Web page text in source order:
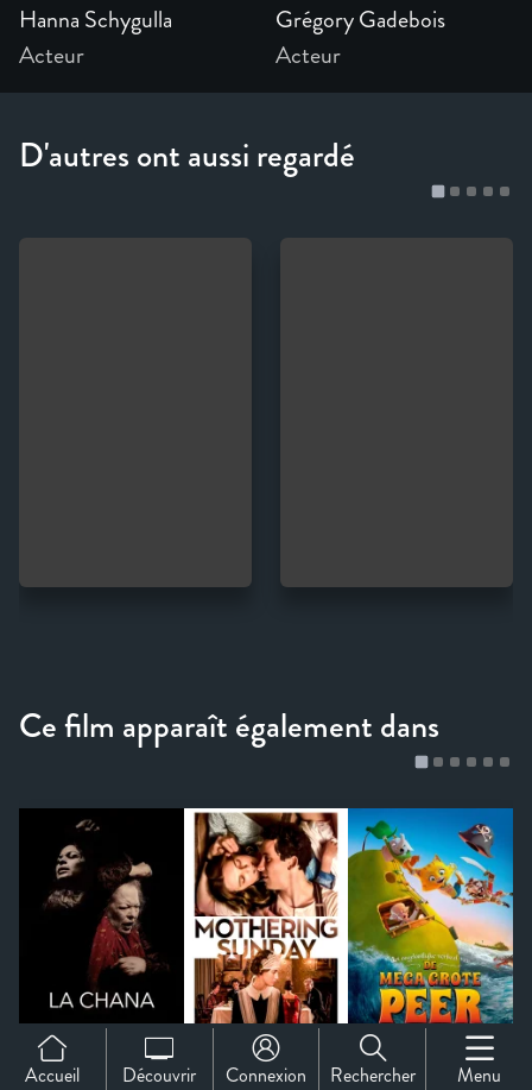
Hanna Schygulla
Acteur
Grégory Gadebois
Acteur
Accueil Découvrir Connexion Rechercher Menu